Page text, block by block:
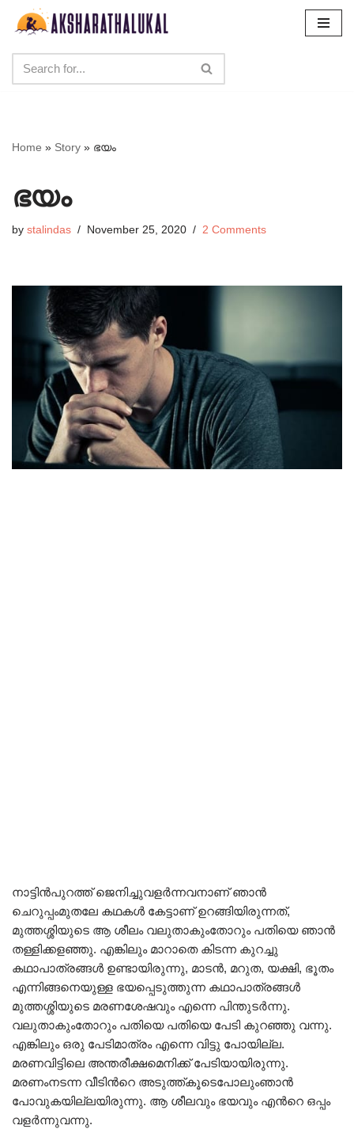
content
Home » Story » ഭയം
ഭയം
by stalindas November 25, 2020 2 Comments
നാട്ടിന്‍പുറത്ത് ജെനിച്ചുവളര്‍ന്നവനാണ് ഞാന്‍
ചെറുപ്പംമുതലേ കഥകള്‍ കേട്ടാണ് ഉറങ്ങിയിരുന്നത്,
മുത്തശ്ശിയുടെ ആ ശീലം വലുതാകുംതോറും പതിയെ ഞാന്‍
തള്ളിക്കളഞ്ഞു. എങ്കിലും മാറാതെ കിടന്ന കുറച്ചു
കഥാപാത്രങ്ങള്‍ ഉണ്ടായിരുന്നു, മാടന്‍, മറുത, യക്ഷി, ഭൂതം
എന്നിങ്ങനെയുള്ള ഭയപ്പെടുത്തുന്ന കഥാപാത്രങ്ങള്‍
മുത്തശ്ശിയുടെ മരണശേഷവും എന്നെ പിന്തുടര്‍ന്നു.
വലുതാകുംതോറും പതിയെ പതിയെ പേടി കുറഞ്ഞു വന്നു.
എങ്കിലും ഒരു പേടിമാത്രം എന്നെ വിട്ടു പോയില്ല.
മരണവിട്ടിലെ അന്തരീക്ഷമെനിക്ക് പേടിയായിരുന്നു.
മരണംനടന്ന വീടിന്‍റെ അടുത്ത്കൂടെപോലുംഞാന്‍
പോവുകയില്ലയിരുന്നു. ആ ശീലവും ഭയവും എന്‍റെ ഒപ്പം
വളര്‍ന്നുവന്നു.